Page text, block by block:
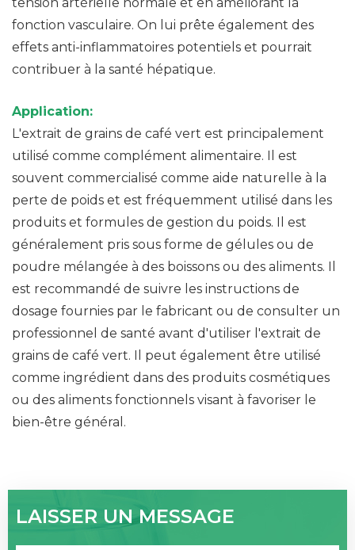
fonction vasculaire. On lui prête également des
effets anti-inflammatoires potentiels et pourrait
contribuer à la santé hépatique.
Application:
L'extrait de grains de café vert est principalement
utilisé comme complément alimentaire. Il est
souvent commercialisé comme aide naturelle à la
perte de poids et est fréquemment utilisé dans les
produits et formules de gestion du poids. Il est
généralement pris sous forme de gélules ou de
poudre mélangée à des boissons ou des aliments. Il
est recommandé de suivre les instructions de
dosage fournies par le fabricant ou de consulter un
professionnel de santé avant d'utiliser l'extrait de
grains de café vert. Il peut également être utilisé
comme ingrédient dans des produits cosmétiques
ou des aliments fonctionnels visant à favoriser le
bien-être général.
LAISSER UN MESSAGE